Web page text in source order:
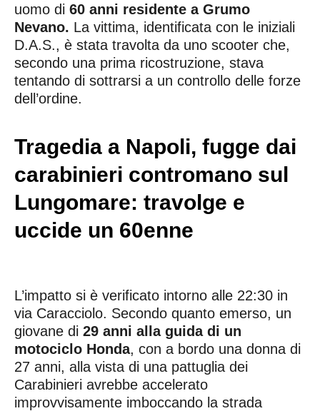
uomo di 60 anni residente a Grumo
Nevano. La vittima, identificata con le iniziali
D.A.S., è stata travolta da uno scooter che,
secondo una prima ricostruzione, stava
tentando di sottrarsi a un controllo delle forze
dell’ordine.
Tragedia a Napoli, fugge dai
carabinieri contromano sul
Lungomare: travolge e
uccide un 60enne
L’impatto si è verificato intorno alle 22:30 in
via Caracciolo. Secondo quanto emerso, un
giovane di 29 anni alla guida di un
motociclo Honda, con a bordo una donna di
27 anni, alla vista di una pattuglia dei
Carabinieri avrebbe accelerato
improvvisamente imboccando la strada